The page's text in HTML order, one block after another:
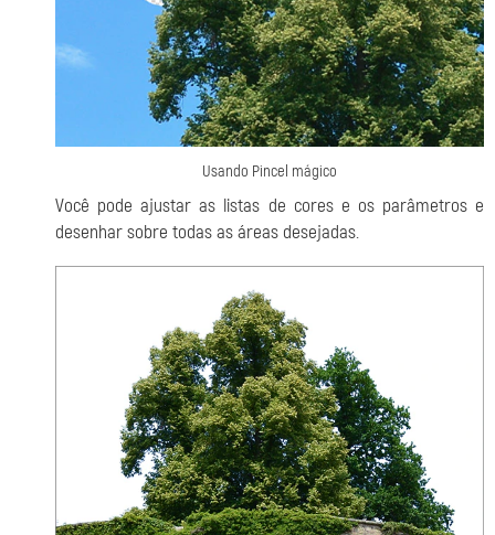
Usando Pincel mágico
Você pode ajustar as listas de cores e os parâmetros e
desenhar sobre todas as áreas desejadas.